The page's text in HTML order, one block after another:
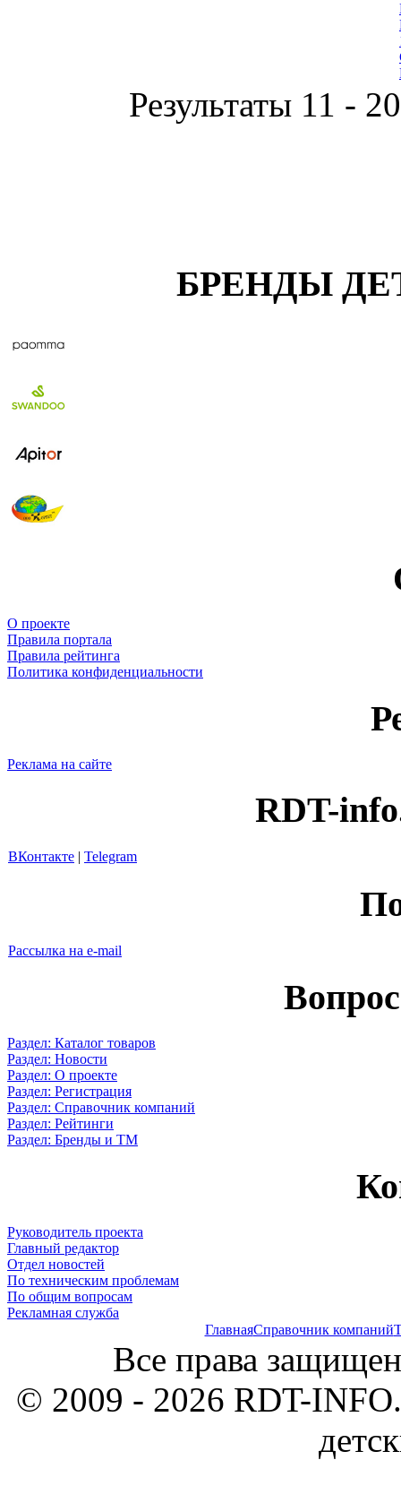
Результаты 11 -
БРЕНДЫ
О проекте
Правила портала
Правила рейтинга
Политика конфиденциальности
Реклама на сайте
RDT-
ВКонтакте | Telegram
Рассылка на e-mail
Раздел: Каталог товаров
Раздел: Новости
Раздел: О проекте
Раздел: Регистрация
Раздел: Справочник компаний
Раздел: Рейтинги
Раздел: Бренды и ТМ
Руководитель проекта
Главный редактор
Отдел новостей
По техническим проблемам
По общим вопросам
Рекламная служба
ГлавнаяСправочник компаний
Все права
© 2009 - 2026 RDT-